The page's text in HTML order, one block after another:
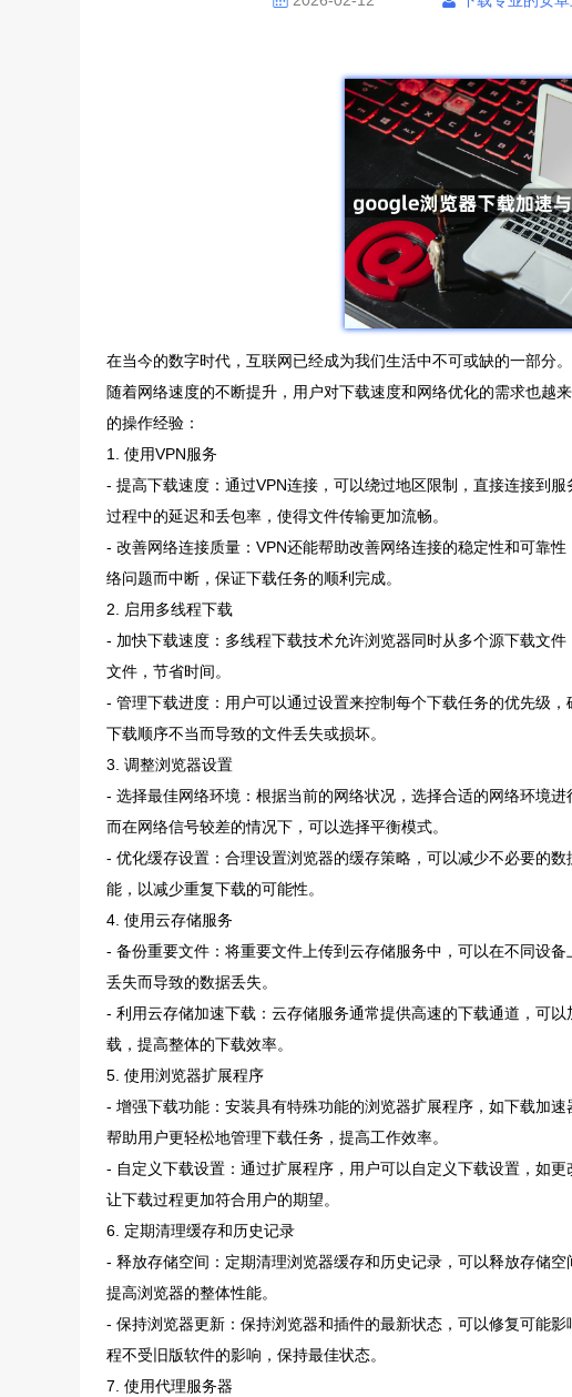
在当今的数字时代，互联网已经成为我们生活中不可或缺的一部分
随着网络速度的不断提升，用户对下载速度和网络优化的需求也越
的操作经验：
1. 使用VPN服务
- 提高下载速度：通过VPN连接，可以绕过地区限制，直接连接到
过程中的延迟和丢包率，使得文件传输更加流畅。
- 改善网络连接质量：VPN还能帮助改善网络连接的稳定性和可靠
络问题而中断，保证下载任务的顺利完成。
2. 启用多线程下载
- 加快下载速度：多线程下载技术允许浏览器同时从多个源下载文
文件，节省时间。
- 管理下载进度：用户可以通过设置来控制每个下载任务的优先级
下载顺序不当而导致的文件丢失或损坏。
3. 调整浏览器设置
- 选择最佳网络环境：根据当前的网络状况，选择合适的网络环境
而在网络信号较差的情况下，可以选择平衡模式。
- 优化缓存设置：合理设置浏览器的缓存策略，可以减少不必要的
能，以减少重复下载的可能性。
4. 使用云存储服务
- 备份重要文件：将重要文件上传到云存储服务中，可以在不同设
丢失而导致的数据丢失。
- 利用云存储加速下载：云存储服务通常提供高速的下载通道，可
载，提高整体的下载效率。
5. 使用浏览器扩展程序
- 增强下载功能：安装具有特殊功能的浏览器扩展程序，如下载加
帮助用户更轻松地管理下载任务，提高工作效率。
- 自定义下载设置：通过扩展程序，用户可以自定义下载设置，如
让下载过程更加符合用户的期望。
6. 定期清理缓存和历史记录
- 释放存储空间：定期清理浏览器缓存和历史记录，可以释放存储
提高浏览器的整体性能。
- 保持浏览器更新：保持浏览器和插件的最新状态，可以修复可能
程不受旧版软件的影响，保持最佳状态。
7. 使用代理服务器